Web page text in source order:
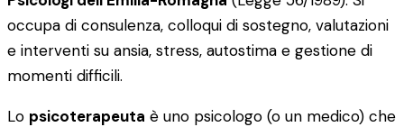
occupa di consulenza, colloqui di sostegno, valutazioni
e interventi su ansia, stress, autostima e gestione di
momenti difficili.
Lo psicoterapeuta è uno psicologo (o un medico) che